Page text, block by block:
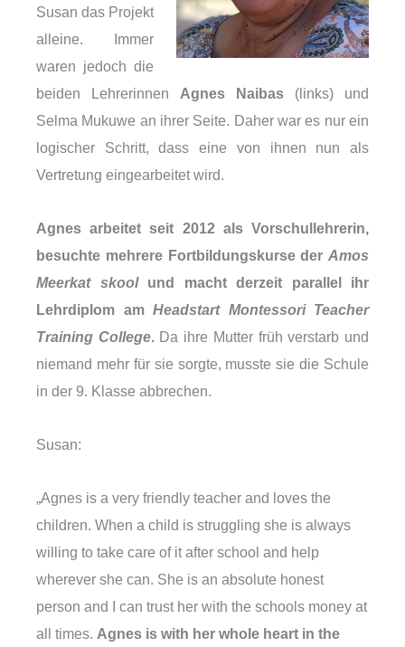
Susan das Projekt
alleine. Immer
waren jedoch die
beiden Lehrerinnen Agnes Naibas (links) und
Selma Mukuwe an ihrer Seite. Daher war es nur ein
logischer Schritt, dass eine von ihnen nun als
Vertretung eingearbeitet wird.
Agnes arbeitet seit 2012 als Vorschullehrerin,
besuchte mehrere Fortbildungskurse der Amos
Meerkat skoolund macht derzeit parallel ihr
Lehrdiplom am Headstart Montessori Teacher
Training College.Da ihre Mutter früh verstarb und
niemand mehr für sie sorgte, musste sie die Schule
in der 9. Klasse abbrechen.
Susan:
„Agnes is a very friendly teacher and loves the
children. When a child is struggling she is always
willing to take care of it after school and help
wherever she can. She is an absolute honest
person and I can trust her with the schools money at
all times. Agnes is with her whole heart in the